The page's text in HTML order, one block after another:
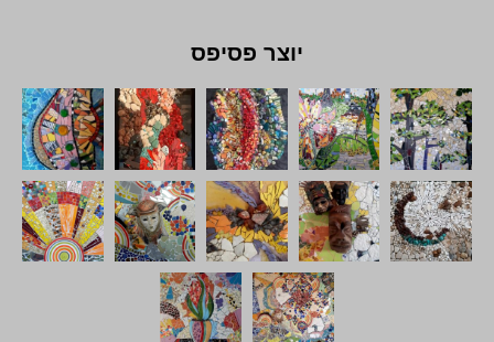
יוצר פסיפס